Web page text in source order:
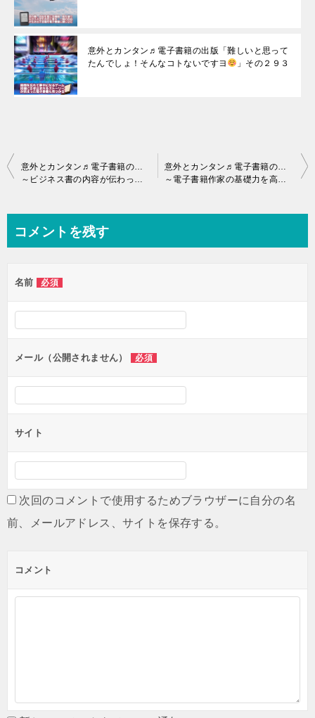
意外とカンタン♬電子書籍の出版「難しいと思って
たんでしょ！そんなコトないですヨ
」その２９３
投
ビ
ー
意外とカンタン♬電子書籍の出版「難しいと思ってたんでしょ！そんなコトないですヨ
～ビジネス書の内容が伝わっているか確認する3ステップ | 読者の心をつかむ本づくりのコツ〜
意外とカンタン♬電子書籍の出版「難しいと思ってたんでしょ！そんなコトないですヨ
～電子書籍作家の基礎力を高めて、前に進もう～
コメントを残す
名前 必須
メール（公開されません） 必須
サイト
次回のコメントで使用するためブラウザーに自分の名
前、メールアドレス、サイトを保存する。
コメント